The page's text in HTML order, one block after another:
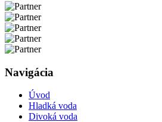
Navigácia
Úvod
Hladká voda
Divoká voda